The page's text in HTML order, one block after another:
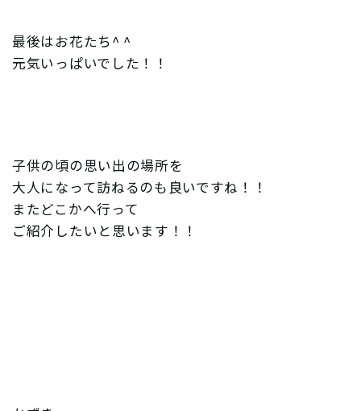
最後はお花たち^ ^
元気いっぱいでした！！
子供の頃の思い出の場所を
大人になって訪ねるのも良いですね！！
またどこかへ行って
ご紹介したいと思います！！